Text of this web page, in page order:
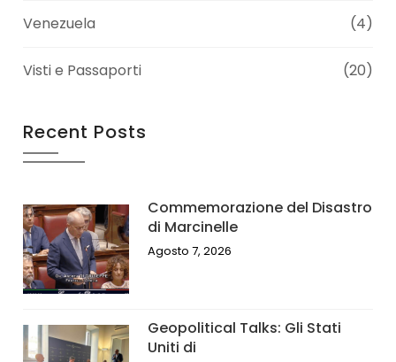
Venezuela (4)
Visti e Passaporti (20)
Recent Posts
Commemorazione del Disastro
di Marcinelle
Agosto 7, 2026
Geopolitical Talks: Gli Stati
Uniti di